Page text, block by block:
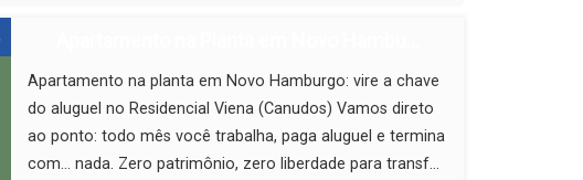
Apartamento na planta em Novo Hamburgo: vire a chave
do aluguel no Residencial Viena (Canudos) Vamos direto
ao ponto: todo mês você trabalha, paga aluguel e termina
com… nada. Zero patrimônio, zero liberdade para transf...